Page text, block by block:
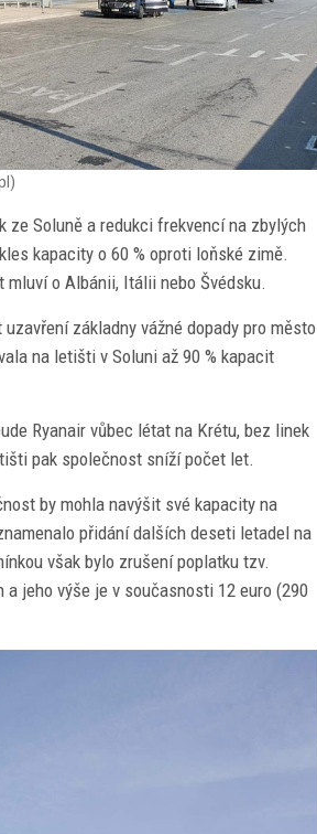
ze Soluně a redukci frekvencí na zbylých
kapacity o 60 % oproti loňské zimě.
o Albánii, Itálii nebo Švédsku.
základny vážné dopady pro město
na letišti v Soluni až 90 % kapacit
Ryanair vůbec létat na Krétu, bez linek
pak společnost sníží počet let.
by mohla navýšit své kapacity na
přidání dalších deseti letadel na
však bylo zrušení poplatku tzv.
jeho výše je v současnosti 12 euro (290